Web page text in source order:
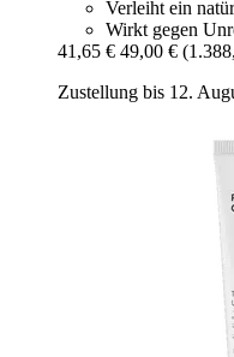
Verleiht ein
Wirkt gegen
41,65 € 49,00 €
Zustellung bis 12.